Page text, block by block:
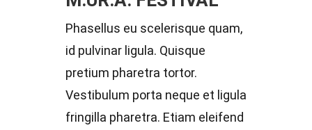
Phasellus eu scelerisque quam,
id pulvinar ligula. Quisque
pretium pharetra tortor.
Vestibulum porta neque et ligula
fringilla pharetra. Etiam eleifend